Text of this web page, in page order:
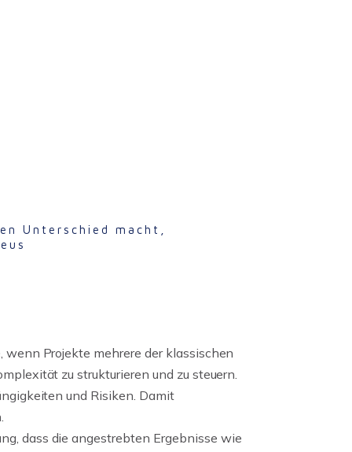
Unterschied macht,
Projekte mehrere der klassischen
zu strukturieren und zu steuern.
und Risiken. Damit
dass die angestrebten Ergebnisse wie